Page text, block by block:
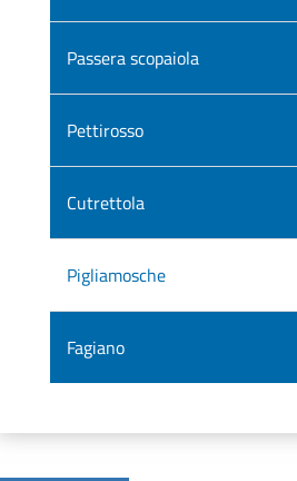
Passera scopaiola
Pettirosso
Cutrettola
Pigliamosche
Fagiano